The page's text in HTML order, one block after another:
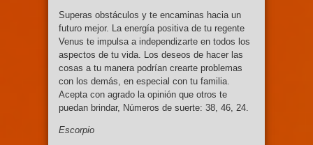
Superas obstáculos y te encaminas hacia un
futuro mejor. La energía positiva de tu regente
Venus te impulsa a independizarte en todos los
aspectos de tu vida. Los deseos de hacer las
cosas a tu manera podrían crearte problemas
con los demás, en especial con tu familia.
Acepta con agrado la opinión que otros te
puedan brindar, Números de suerte: 38, 46, 24.
Escorpio